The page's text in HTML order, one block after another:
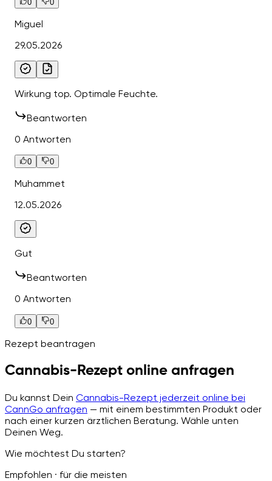
0 0
Miguel
29.05.2026
Wirkung top. Optimale Feuchte.
Beantworten
0 Antworten
0 0
Muhammet
12.05.2026
Gut
Beantworten
0 Antworten
0 0
Rezept beantragen
Cannabis-Rezept online anfragen
Du kannst Dein Cannabis-Rezept jederzeit online bei
CannGo anfragen — mit einem bestimmten Produkt oder
nach einer kurzen ärztlichen Beratung. Wähle unten
Deinen Weg.
Wie möchtest Du starten?
Empfohlen · für die meisten